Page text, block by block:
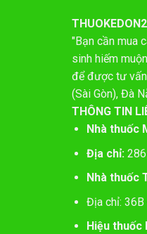
"Bạn cần mua
sinh hiếm
để được tư
(Sài Gòn), Đà
THÔNG TIN
Nhà thuốc
Địa chỉ:286
Nhà thuốc
Địa chỉ: 36B
Hiệu thuốc